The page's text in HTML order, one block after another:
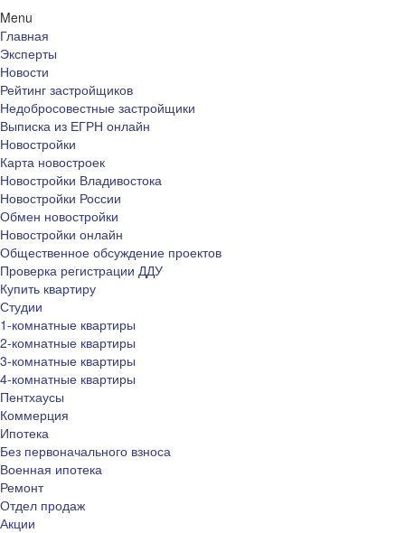
Menu
Главная
Эксперты
Новости
Рейтинг застройщиков
Недобросовестные застройщики
Выписка из ЕГРН онлайн
Новостройки
Карта новостроек
Новостройки Владивостока
Новостройки России
Обмен новостройки
Новостройки онлайн
Общественное обсуждение проектов
Проверка регистрации ДДУ
Купить квартиру
Студии
1-комнатные квартиры
2-комнатные квартиры
3-комнатные квартиры
4-комнатные квартиры
Пентхаусы
Коммерция
Ипотека
Без первоначального взноса
Военная ипотека
Ремонт
Отдел продаж
Акции